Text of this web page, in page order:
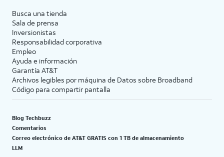
Busca una tienda
Sala de prensa
Inversionistas
Responsabilidad corporativa
Empleo
Ayuda e información
Garantía AT&T
Archivos legibles por máquina de Datos sobre Broadband
Código para compartir pantalla
Blog Techbuzz
Comentarios
Correo electrónico de AT&T GRATIS con 1 TB de almacenamiento
LLM